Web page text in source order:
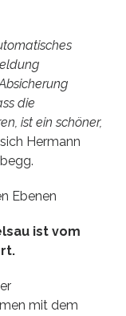
die
ist ein schöner,
Hermann
Ebenen
ist vom
mit dem